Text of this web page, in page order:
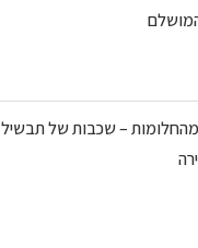
מהחלומות – שכבות של תבשיל